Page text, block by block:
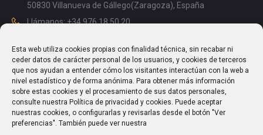
Esta web utiliza cookies propias con finalidad técnica, sin recabar ni
ceder datos de carácter personal de los usuarios, y cookies de terceros
que nos ayudan a entender cómo los visitantes interactúan con la web a
nivel estadístico y de forma anónima. Para obtener más información
sobre estas cookies y el procesamiento de sus datos personales,
consulte nuestra Política de privacidad y cookies. Puede aceptar
nuestras cookies, o configurarlas y revisarlas desde el botón "Ver
preferencias". También puede ver nuestra
50830 Villanueva de Gállego(Zaragoza), España
Llámanos: +34 976 18 50 20
Tardes: 14.00 – 17.15
info@enriquesegura.com
TEXTOS LEGALES